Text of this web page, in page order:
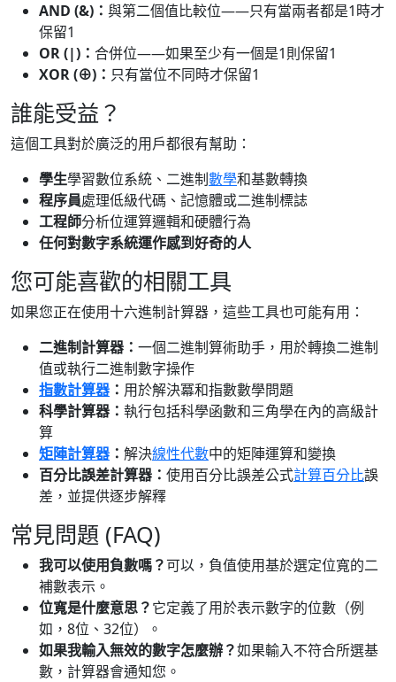
AND (&)： 與第二個值比較位——只有當兩者都是1時才
保留1
OR (|)： 合併位——如果至少有一個是1則保留1
XOR (⊕)： 只有當位不同時才保留1
誰能受益？
這個工具對於廣泛的用戶都很有幫助：
學生學習數位系統、二進制數學和基數轉換
程序員處理低級代碼、記憶體或二進制標誌
工程師分析位運算邏輯和硬體行為
任何對數字系統運作感到好奇的人
您可能喜歡的相關工具
如果您正在使用十六進制計算器，這些工具也可能有用：
二進制計算器： 一個二進制算術助手，用於轉換二進制
值或執行二進制數字操作
指數計算器 ： 用於解決冪和指數數學問題
科學計算器： 執行包括科學函數和三角學在內的高級計
算
矩陣計算器 ： 解決線性代數中的矩陣運算和變換
百分比誤差計算器： 使用百分比誤差公式計算百分比誤
差，並提供逐步解釋
常見問題 (FAQ)
我可以使用負數嗎？可以，負值使用基於選定位寬的二
補數表示。
位寬是什麼意思？它定義了用於表示數字的位數（例
如，8位、32位）。
如果我輸入無效的數字怎麼辦？如果輸入不符合所選基
數，計算器會通知您。